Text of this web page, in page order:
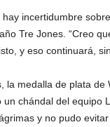
incertidumbre
Tre Jones. “Creo
y eso continuará,
la medalla de plata
un chándal del equipo
y no pudo